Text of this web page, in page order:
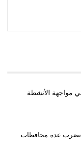
مواجهة الأنشطة
تضرب عدة محافظات